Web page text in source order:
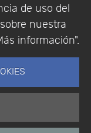
de uso del
nuestra
información".
Privacidad |
Software